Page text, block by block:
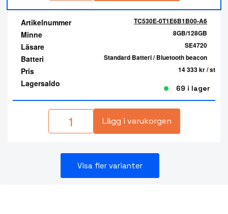
Artikelnummer TC530E-0T1E6B1B00-A6
Minne 8GB/128GB
Läsare SE4720
Batteri Standard Batteri / Bluetooth beacon
Pris 14 333 kr/ st
Lagersaldo 69 i lager
Lägg i varukorgen
Visa fler varianter